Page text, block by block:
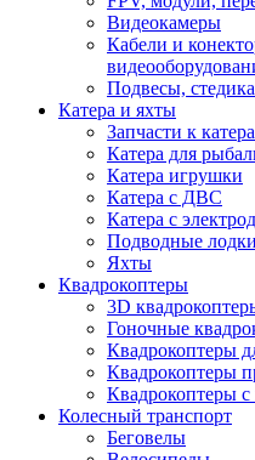
Видеокамеры
Кабели и
Подвесы,
Катера и яхты
Запчасти к
Катера для
Катера игрушки
Катера с ДВС
Катера с
Подводные лодки
Яхты
Квадрокоптеры
3D
Гоночные
Квадрокоптеры
Квадрокоптеры
Квадрокоптеры с
Колесный транспорт
Беговелы